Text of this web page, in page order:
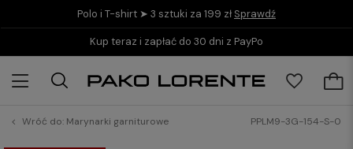
Polo i T-shirt ➤ 3 sztuki za 199 zł Sprawdź
Kup teraz i zapłać do 30 dni z PayPo
Wróć do: Marynarki garniturowe PPLM9-3G-154-S-0